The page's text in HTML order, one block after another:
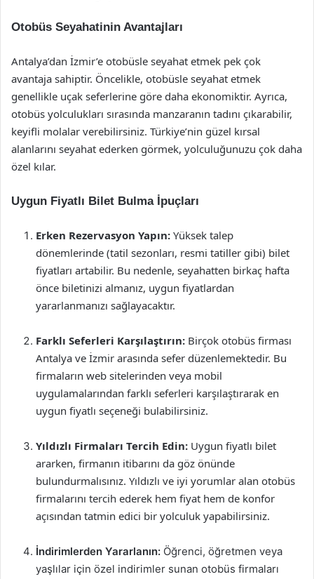
Otobüs Seyahatinin Avantajları
Antalya’dan İzmir’e otobüsle seyahat etmek pek çok
avantaja sahiptir. Öncelikle, otobüsle seyahat etmek
genellikle uçak seferlerine göre daha ekonomiktir. Ayrıca,
otobüs yolculukları sırasında manzaranın tadını çıkarabilir,
keyifli molalar verebilirsiniz. Türkiye’nin güzel kırsal
alanlarını seyahat ederken görmek, yolculuğunuzu çok daha
özel kılar.
Uygun Fiyatlı Bilet Bulma İpuçları
Erken Rezervasyon Yapın: Yüksek talep
dönemlerinde (tatil sezonları, resmi tatiller gibi) bilet
fiyatları artabilir. Bu nedenle, seyahatten birkaç hafta
önce biletinizi almanız, uygun fiyatlardan
yararlanmanızı sağlayacaktır.
Farklı Seferleri Karşılaştırın: Birçok otobüs firması
Antalya ve İzmir arasında sefer düzenlemektedir. Bu
firmaların web sitelerinden veya mobil
uygulamalarından farklı seferleri karşılaştırarak en
uygun fiyatlı seçeneği bulabilirsiniz.
Yıldızlı Firmaları Tercih Edin: Uygun fiyatlı bilet
ararken, firmanın itibarını da göz önünde
bulundurmalısınız. Yıldızlı ve iyi yorumlar alan otobüs
firmalarını tercih ederek hem fiyat hem de konfor
açısından tatmin edici bir yolculuk yapabilirsiniz.
İndirimlerden Yararlanın: Öğrenci, öğretmen veya
yaşlılar için özel indirimler sunan otobüs firmaları